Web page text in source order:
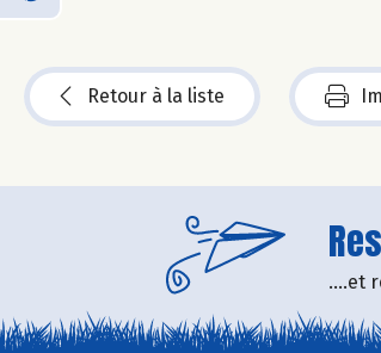
Retour à la liste
....et